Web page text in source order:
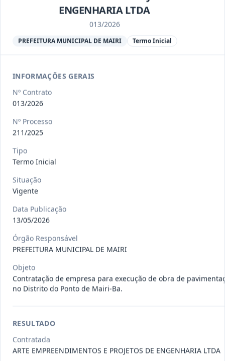
013/2023 Constitui o objeto do presente
012-
Termo
Inicial
Situação
2023
Inicial
Contratação de empresa especializada
na realização de evento
Situação: Encerrado Data:04/08/2026 Ver detalhes
2023
Termo
ENGENHARIA LTDA
013/2026
PREFEITURA MUNICIPAL DE MAIRI Termo Inicial
INFORMAÇÕES GERAIS
Nº Contrato
013/2026
Nº Processo
211/2025
Tipo
Termo Inicial
Situação
Vigente
Data Publicação
13/05/2026
Órgão Responsável
PREFEITURA MUNICIPAL DE MAIRI
Objeto
Contratação de empresa para execução de obra de
no Distrito do Ponto de Mairi-Ba.
RESULTADO
Contratada
ARTE EMPREENDIMENTOS E PROJETOS DE ENGENHARIA LTDA